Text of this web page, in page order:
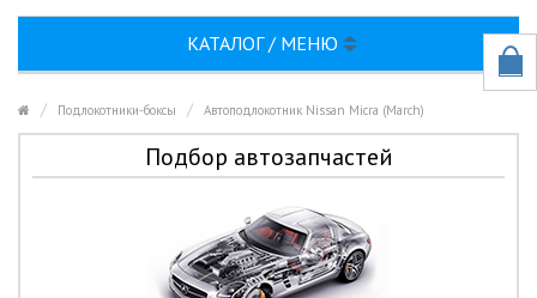
КАТАЛОГ / МЕНЮ
Подлокотники-боксы Автоподлокотник Nissan Micra (March)
Подбор автозапчастей